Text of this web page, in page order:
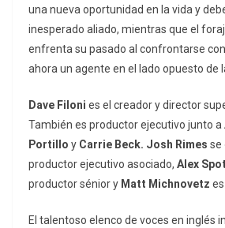
una nueva oportunidad en la vida y
inesperado aliado, mientras que el
enfrenta su pasado al confrontarse
ahora un agente en el lado opuesto de
Dave Filoni es el creador y director
También es productor ejecutivo junto a
Portillo y Carrie Beck. Josh Rimes se
productor ejecutivo asociado, Alex
productor sénior y Matt Michnovetz
El talentoso elenco de voces en inglés